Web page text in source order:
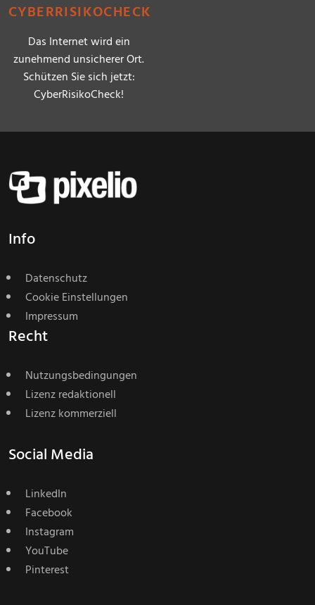
CYBERRISIKOCHECK
Das Internet wird ein
zunehmend unsicherer Ort.
Schützen Sie sich jetzt:
CyberRisikoCheck!
Info
Datenschutz
Cookie Einstellungen
Impressum
Recht
Nutzungsbedingungen
Lizenz redaktionell
Lizenz kommerziell
Social Media
LinkedIn
Facebook
Instagram
YouTube
Pinterest